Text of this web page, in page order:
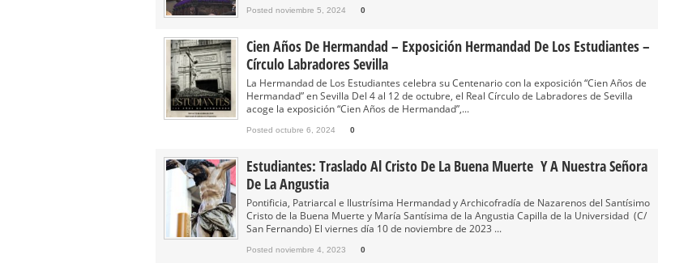
Posted noviembre 5, 2024 0
Cien Años De Hermandad – Exposición Hermandad De Los Estudiantes –
Círculo Labradores Sevilla
La Hermandad de Los Estudiantes celebra su Centenario con la exposición “Cien Años de
Hermandad” en Sevilla Del 4 al 12 de octubre, el Real Círculo de Labradores de Sevilla
acoge la exposición “Cien Años de Hermandad”,...
Posted octubre 6, 2024 0
Estudiantes: Traslado Al Cristo De La Buena Muerte Y A Nuestra Señora
De La Angustia
Pontificia, Patriarcal e Ilustrísima Hermandad y Archicofradía de Nazarenos del Santísimo
Cristo de la Buena Muerte y María Santísima de la Angustia Capilla de la Universidad (C/
San Fernando) El viernes día 10 de noviembre de 2023 ...
Posted noviembre 4, 2023 0